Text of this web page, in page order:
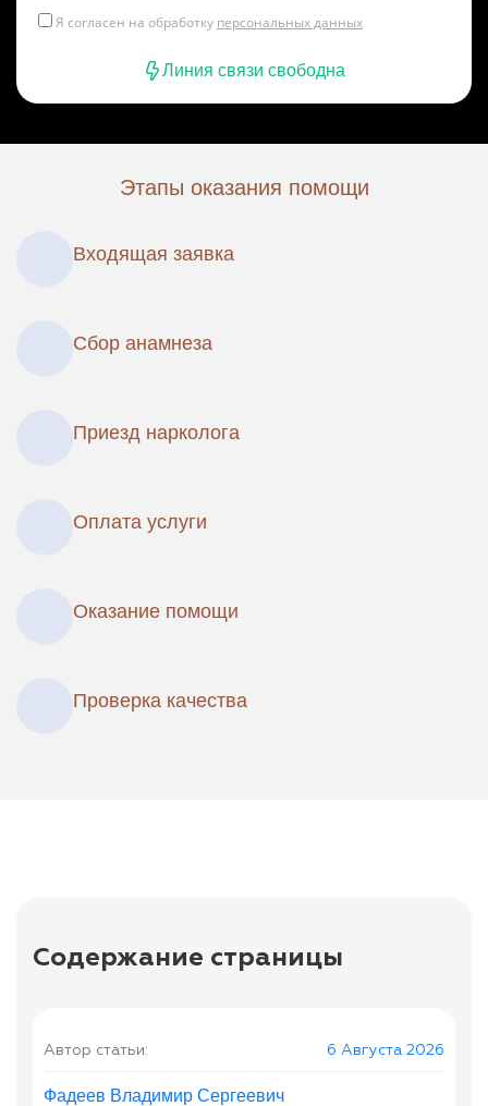
Я согласен на обработку персональных данных
Линия связи свободна
Этапы оказания помощи
Входящая заявка
Сбор анамнеза
Приезд нарколога
Оплата услуги
Оказание помощи
Проверка качества
Содержание страницы
Автор статьи: 6 Августа 2026
Фадеев Владимир Сергеевич